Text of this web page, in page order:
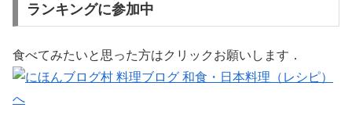
ランキングに参加中
食べてみたいと思った方はクリックお願いします．